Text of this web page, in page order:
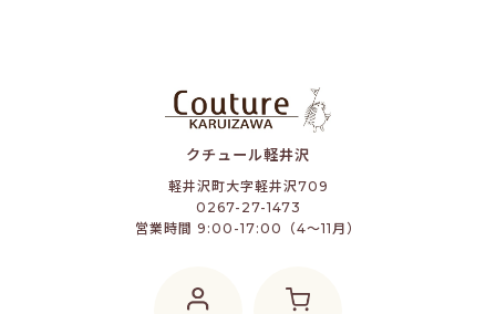
クチュール軽井沢
軽井沢町大字軽井沢709
0267-27-1473
営業時間 9:00-17:00（4～11月）